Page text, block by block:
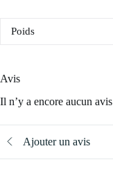
Poids
Avis
Il n’y a encore aucun avis
Ajouter un avis